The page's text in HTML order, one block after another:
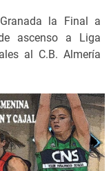
la Final a
ascenso a Liga
al C.B. Almería